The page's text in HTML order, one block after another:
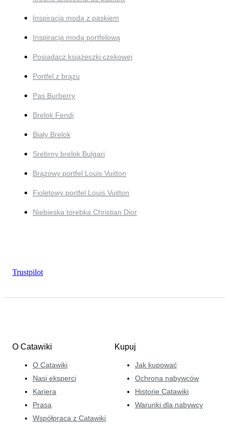
Inspiracja modą z paskiem
Inspiracja modą portfelową
Posiadacz książeczki czekowej
Portfel z brązu
Pas Burberry
Brelok Fendi
Biały Brelok
Srebrny brelok Bulgari
Brązowy portfel Louis Vuitton
Fioletowy portfel Louis Vuitton
Niebieska torebka Christian Dior
Trustpilot
O Catawiki
O Catawiki
Nasi eksperci
Kariera
Prasa
Współpraca z Catawiki
Kupuj
Jak kupować
Ochrona nabywców
Historie Catawiki
Warunki dla nabywcy